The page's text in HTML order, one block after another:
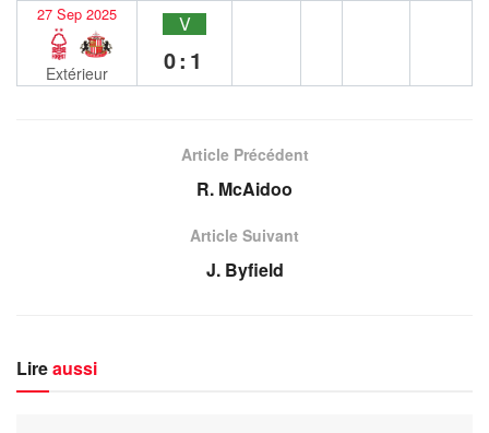
27 Sep 2025
Extérieur
V
0:1
Article Précédent
R. McAidoo
Article Suivant
J. Byfield
Lireaussi